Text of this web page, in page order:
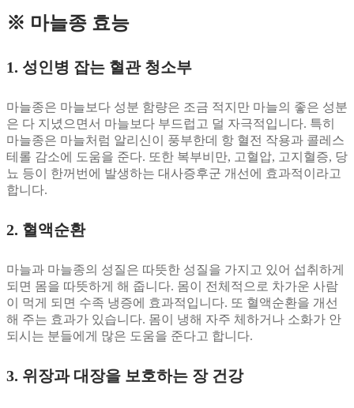
​※ 마늘종 효능
1. 성인병 잡는 혈관 청소부
마늘종은 마늘보다 성분 함량은 조금 적지만 마늘의 좋은 성분
은 다 지녔으면서 마늘보다 부드럽고 덜 자극적입니다. 특히
마늘종은 마늘처럼 알리신이 풍부한데 항 혈전 작용과 콜레스
테롤 감소에 도움을 준다. 또한 복부비만, 고혈압, 고지혈증, 당
뇨 등이 한꺼번에 발생하는 대사증후군 개선에 효과적이라고
합니다.
2. 혈액순환
마늘과 마늘종의 성질은 따뜻한 성질을 가지고 있어 섭취하게
되면 몸을 따뜻하게 해 줍니다. 몸이 전체적으로 차가운 사람
이 먹게 되면 수족 냉증에 효과적입니다. 또 혈액순환을 개선
해 주는 효과가 있습니다. 몸이 냉해 자주 체하거나 소화가 안
되시는 분들에게 많은 도움을 준다고 합니다.
3. 위장과 대장을 보호하는 장 건강